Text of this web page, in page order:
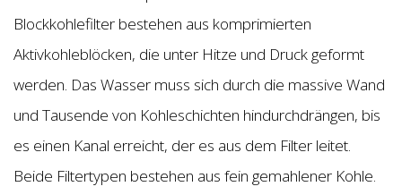
Blockkohlefilter bestehen aus komprimierten
Aktivkohleblöcken, die unter Hitze und Druck geformt
werden. Das Wasser muss sich durch die massive Wand
und Tausende von Kohleschichten hindurchdrängen, bis
es einen Kanal erreicht, der es aus dem Filter leitet.
Beide Filtertypen bestehen aus fein gemahlener Kohle.